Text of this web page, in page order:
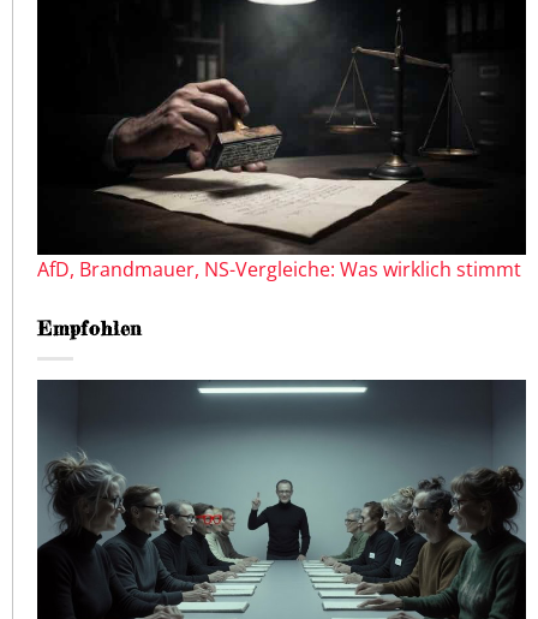
AfD, Brandmauer, NS-Vergleiche: Was wirklich stimmt
Empfohlen